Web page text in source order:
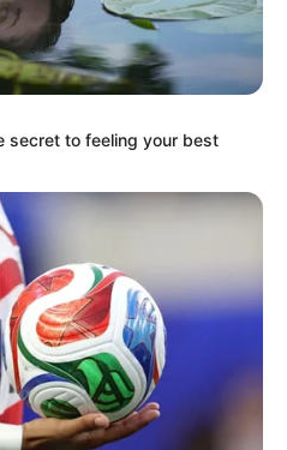
EPM
RIONEGRO
secret to feeling your best